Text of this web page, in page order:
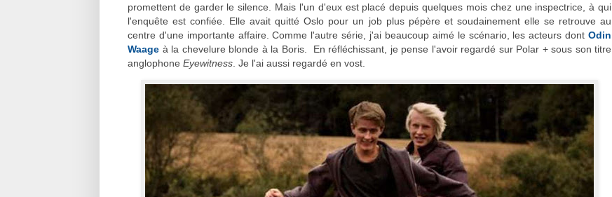
promettent de garder le silence. Mais l'un d'eux est placé depuis quelques mois chez une inspectrice, à qui
l'enquête est confiée. Elle avait quitté Oslo pour un job plus pépère et soudainement elle se retrouve au
centre d'une importante affaire. Comme l'autre série, j'ai beaucoup aimé le scénario, les acteurs dont Odin
Waage à la chevelure blonde à la Boris. En réfléchissant, je pense l'avoir regardé sur Polar + sous son titre
anglophone Eyewitness . Je l'ai aussi regardé en vost.